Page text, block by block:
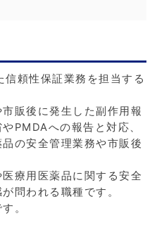
頼性保証業務を担当する
販後に発生した副作用報
PMDAへの報告と対応、
の安全管理業務や市販後
療用医薬品に関する安全
問われる職種です。
。